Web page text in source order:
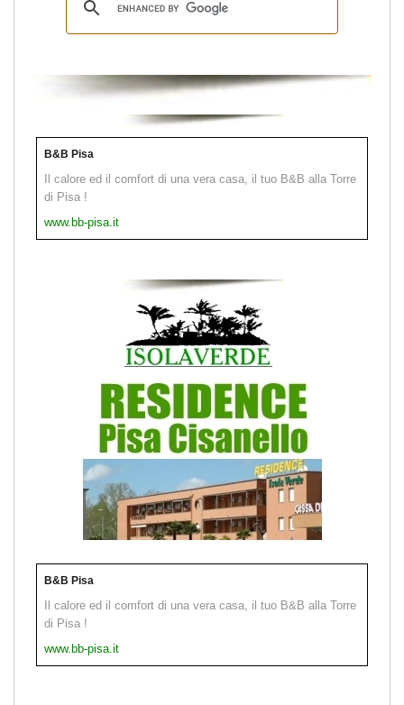
B&B Pisa
Il calore ed il comfort di una vera casa, il tuo B&B alla Torre
di Pisa !
www.bb-pisa.it
B&B Pisa
Il calore ed il comfort di una vera casa, il tuo B&B alla Torre
di Pisa !
www.bb-pisa.it